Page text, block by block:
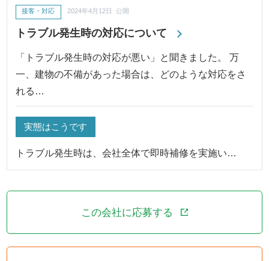
トラブル発生時の対応について
接客・対応 2024年4月12日 公開
「トラブル発生時の対応が悪い」と聞きました。 万
一、建物の不備があった場合は、どのような対応をさ
れる…
実態はこうです
トラブル発生時は、会社全体で即時補修を実施い…
この会社に応募する